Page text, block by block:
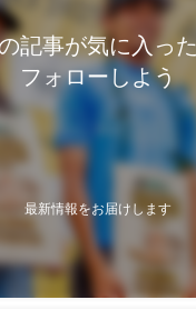
記事が気に入っ
フォローしよう
最新情報をお届けします